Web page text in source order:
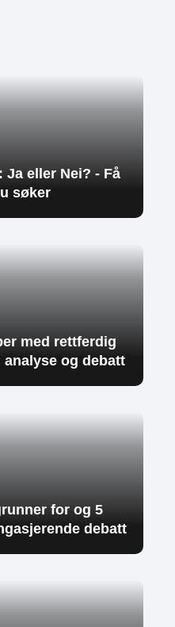
eller Nei? - Få
søker
med rettferdig
og debatt
for og 5
debatt